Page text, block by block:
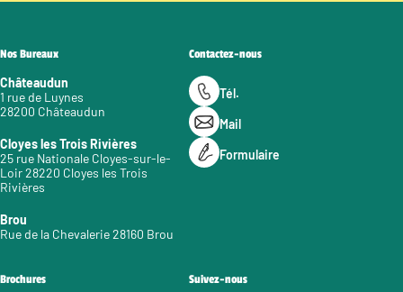
Nos Bureaux
Châteaudun
1 rue de Luynes
28200 Châteaudun
Cloyes les Trois Rivières
25 rue Nationale Cloyes-sur-le-
Loir 28220 Cloyes les Trois
Rivières
Brou
Rue de la Chevalerie 28160 Brou
Contactez-nous
Tél.
Mail
Formulaire
Brochures Suivez-nous